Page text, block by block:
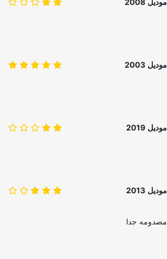
موديل 2008
موديل 2003
موديل 2019
موديل 2013
مصدومه جدا